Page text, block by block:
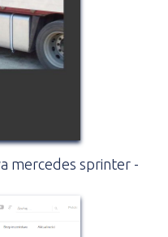
mercedes sprinter -